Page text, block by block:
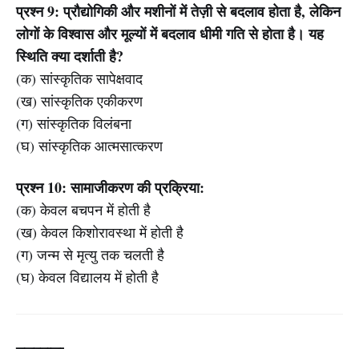
प्रश्न 9: प्रौद्योगिकी और मशीनों में तेज़ी से बदलाव होता है, लेकिन
लोगों के विश्वास और मूल्यों में बदलाव धीमी गति से होता है। यह
स्थिति क्या दर्शाती है?
(क) सांस्कृतिक सापेक्षवाद
(ख) सांस्कृतिक एकीकरण
(ग) सांस्कृतिक विलंबना
(घ) सांस्कृतिक आत्मसात्करण
प्रश्न 10: सामाजीकरण की प्रक्रिया:
(क) केवल बचपन में होती है
(ख) केवल किशोरावस्था में होती है
(ग) जन्म से मृत्यु तक चलती है
(घ) केवल विद्यालय में होती है